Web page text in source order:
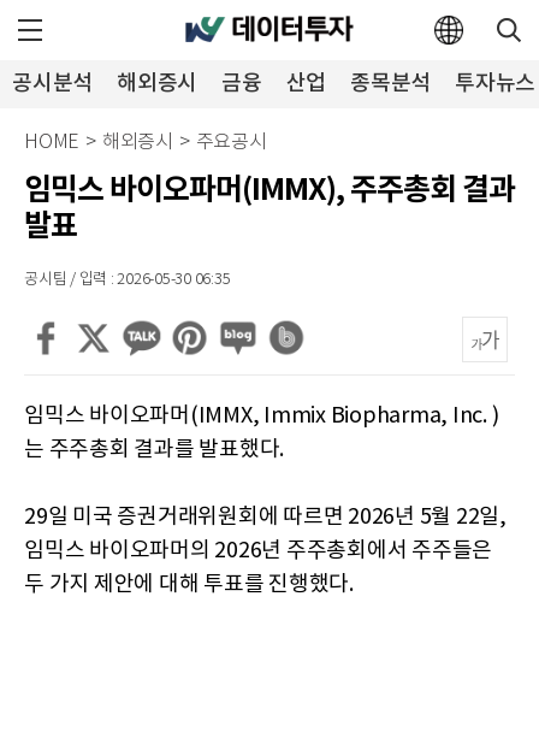
공시분석 해외증시 금융 산업 종목분석 투자뉴스
HOME > 해외증시 > 주요공시
임믹스 바이오파머(IMMX), 주주총회 결과
발표
공시팀 / 입력 : 2026-05-30 06:35
임믹스 바이오파머(IMMX, Immix Biopharma, Inc. )
는 주주총회 결과를 발표했다.
29일 미국 증권거래위원회에 따르면 2026년 5월 22일,
임믹스 바이오파머의 2026년 주주총회에서 주주들은
두 가지 제안에 대해 투표를 진행했다.